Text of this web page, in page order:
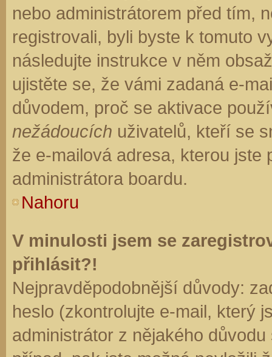
nebo administrátorem před tím,
registrovali, byli byste k tomuto
následujte instrukce v něm
ujistěte se, že vámi zadaná e-
důvodem, proč se aktivace
nežádoucích uživatelů, kteří se
že e-mailová adresa, kterou jste
administrátora boardu.
Nahoru
V minulosti jsem se
přihlásit?!
Nejpravděpodobnější důvody:
heslo (zkontrolujte e-mail, který
administrátor z nějakého